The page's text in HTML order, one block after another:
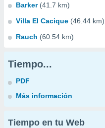
Barker (41.7 km)
Villa El Cacique (46.44 km)
Rauch (60.54 km)
Tiempo...
PDF
Más información
Tiempo en tu Web